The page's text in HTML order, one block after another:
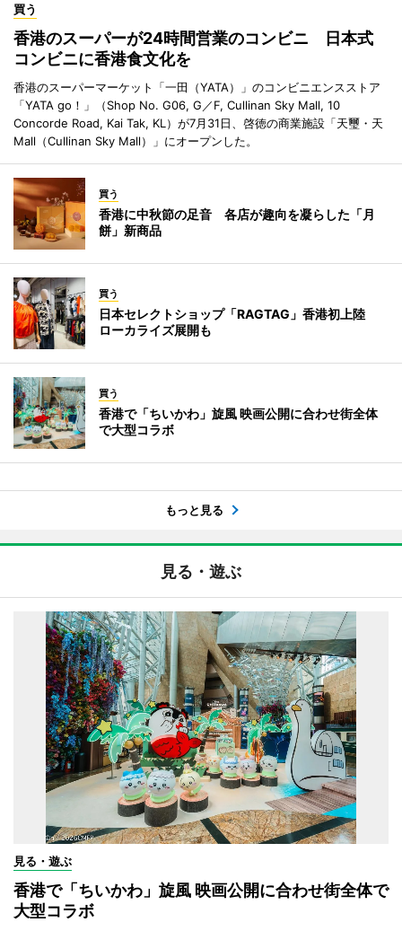
買う
香港のスーパーが24時間営業のコンビニ 日本式
コンビニに香港食文化を
香港のスーパーマーケット「一田（YATA）」のコンビニエンスストア
「YATA go！」（Shop No. G06, G／F, Cullinan Sky Mall, 10
Concorde Road, Kai Tak, KL）が7月31日、啓徳の商業施設「天璽・天
Mall（Cullinan Sky Mall）」にオープンした。
買う
香港に中秋節の足音 各店が趣向を凝らした「月
餅」新商品
買う
日本セレクトショップ「RAGTAG」香港初上陸
ローカライズ展開も
買う
香港で「ちいかわ」旋風 映画公開に合わせ街全体
で大型コラボ
もっと見る
見る・遊ぶ
見る・遊ぶ
香港で「ちいかわ」旋風 映画公開に合わせ街全体で
大型コラボ